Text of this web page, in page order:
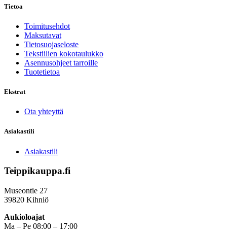
Tietoa
Toimitusehdot
Maksutavat
Tietosuojaseloste
Tekstiilien kokotaulukko
Asennusohjeet tarroille
Tuotetietoa
Ekstrat
Ota yhteyttä
Asiakastili
Asiakastili
Teippikauppa.fi
Museontie 27
39820 Kihniö
Aukioloajat
Ma – Pe 08:00 – 17:00